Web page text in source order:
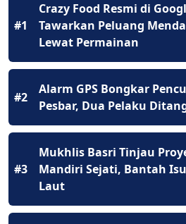
#1
Crazy Food Resmi di
Tawarkan Peluang
Lewat Permainan
#2
Alarm GPS Bongkar
Pesbar, Dua Pelaku
#3
Mukhlis Basri Tinjau
Mandiri Sejati, Bantah
Laut